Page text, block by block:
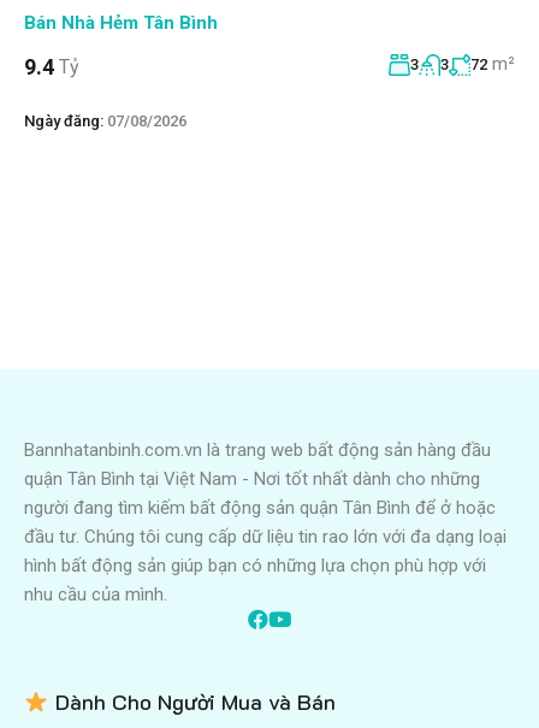
Bán Nhà Hẻm Tân Bình
9.4 Tỷ 3 3 72 m²
Ngày đăng: 07/08/2026
Bannhatanbinh.com.vn là trang web bất động sản hàng đầu
quận Tân Bình tại Việt Nam - Nơi tốt nhất dành cho những
người đang tìm kiếm bất động sản quận Tân Bình để ở hoặc
đầu tư. Chúng tôi cung cấp dữ liệu tin rao lớn với đa dạng loại
hình bất động sản giúp bạn có những lựa chọn phù hợp với
nhu cầu của mình.
Dành Cho Người Mua và Bán